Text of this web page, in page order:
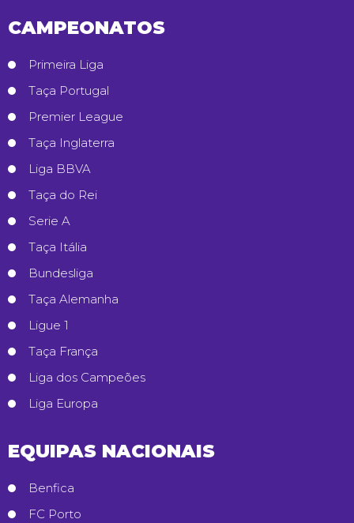
CAMPEONATOS
Primeira Liga
Taça Portugal
Premier League
Taça Inglaterra
Liga BBVA
Taça do Rei
Serie A
Taça Itália
Bundesliga
Taça Alemanha
Ligue 1
Taça França
Liga dos Campeões
Liga Europa
EQUIPAS NACIONAIS
Benfica
FC Porto